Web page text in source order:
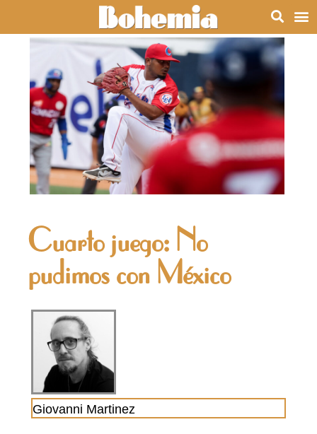
Cuarto juego: No
pudimos con México
Giovanni Martinez